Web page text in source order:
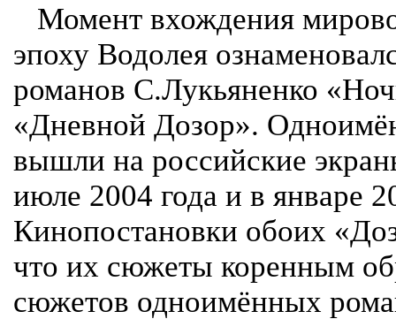
Момент вхождения
эпоху Водолея
романов С.Лукьяненко
«Дневной Дозор».
вышли на российские
июле 2004 года и в январе
Кинопостановки обоих
что их сюжеты коренным
сюжетов одноимённых